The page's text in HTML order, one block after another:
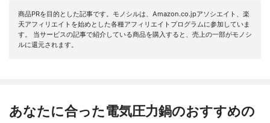
商品PRを目的とした記事です。モノシルは、Amazon.co.jpアソシエイト、楽
天アフィリエイトを始めとした各種アフィリエイトプログラムに参加していま
す。 当サービスの記事で紹介している商品を購入すると、売上の一部がモノシ
ルに還元されます。
あなたに合った電気圧力鍋のおすすめの